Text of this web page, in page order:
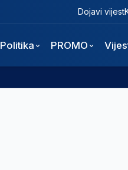
Dojavi vijest
Politika PROMO